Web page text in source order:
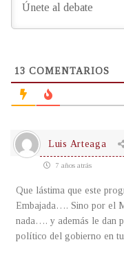
13 COMENTARIOS
Luis Arteaga
7 años atrás
Que lástima que este
Embajada…. Sino por el
nada…. y además le dan
político del gobierno en